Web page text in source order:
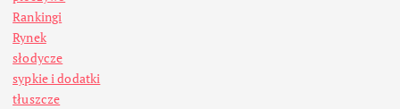
Rankingi
Rynek
słodycze
sypkie i dodatki
tłuszcze